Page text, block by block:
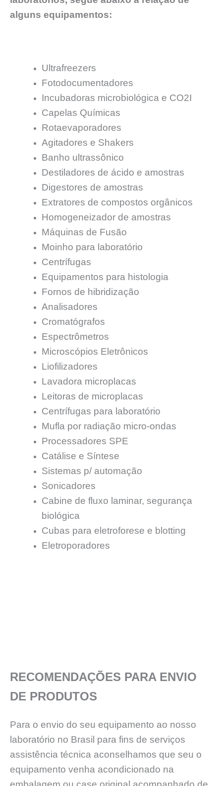
alguns equipamentos:
Ultrafreezers
Fotodocumentadores
Incubadoras microbiológica e CO2I
Capelas Químicas
Rotaevaporadores
Agitadores e Shakers
Banho ultrassônico
Destiladores de ácido e amostras
Digestores de amostras
Extratores de compostos orgânicos
Homogeneizador de amostras
Máquinas de Fusão
Moinho para laboratório
Centrífugas
Equipamentos para histologia
Fornos de hibridização
Analisadores
Cromatógrafos
Espectrômetros
Microscópios Eletrônicos
Liofilizadores
Lavadora microplacas
Leitoras de microplacas
Centrífugas para laboratório
Mufla por radiação micro-ondas
Processadores SPE
Catálise e Síntese
Sistemas p/ automação
Sonicadores
Cabine de fluxo laminar, segurança
biológica
Cubas para eletroforese e blotting
Eletroporadores
RECOMENDAÇÕES PARA ENVIO
DE PRODUTOS
Para o envio do seu equipamento ao nosso
laboratório no Brasil para fins de serviços
assistência técnica aconselhamos que seu o
equipamento venha acondicionado na